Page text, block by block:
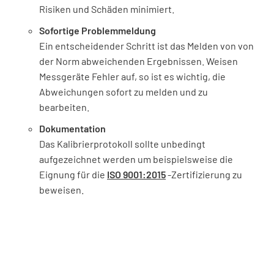
Risiken und Schäden minimiert.
Sofortige Problemmeldung
Ein entscheidender Schritt ist das Melden von von
der Norm abweichenden Ergebnissen. Weisen
Messgeräte Fehler auf, so ist es wichtig, die
Abweichungen sofort zu melden und zu
bearbeiten.
Dokumentation
Das Kalibrierprotokoll sollte unbedingt
aufgezeichnet werden um beispielsweise die
Eignung für die ISO 9001:2015-Zertifizierung zu
beweisen.